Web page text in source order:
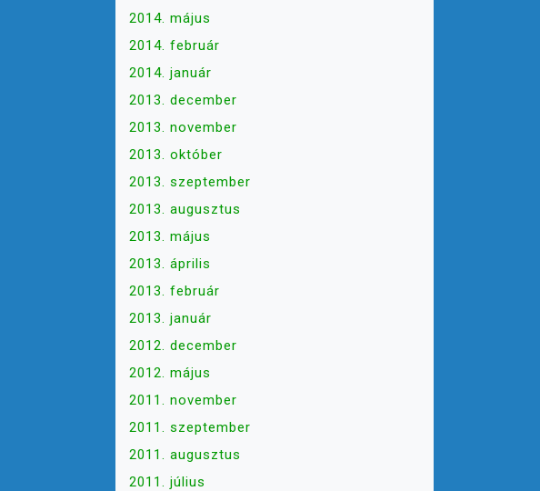
2014. május
2014. február
2014. január
2013. december
2013. november
2013. október
2013. szeptember
2013. augusztus
2013. május
2013. április
2013. február
2013. január
2012. december
2012. május
2011. november
2011. szeptember
2011. augusztus
2011. július